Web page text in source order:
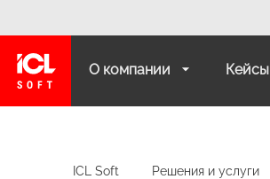
О компании Кейсы
ICL Soft Решения и услуги